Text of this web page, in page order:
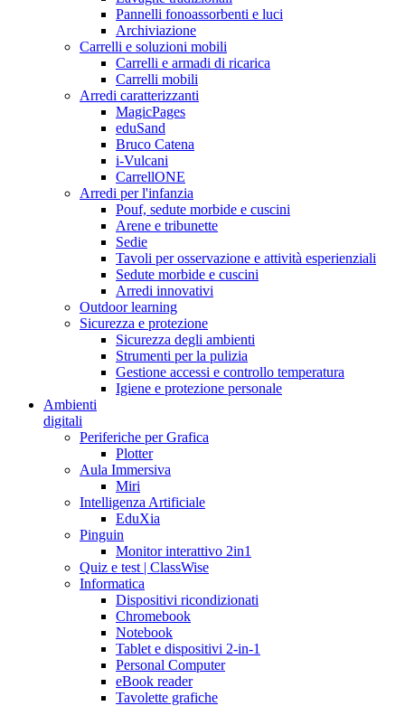
Pannelli fonoassorbenti e luci
Archiviazione
Carrelli e soluzioni mobili
Carrelli e armadi di ricarica
Carrelli mobili
Arredi caratterizzanti
MagicPages
eduSand
Bruco Catena
i-Vulcani
CarrellONE
Arredi per l'infanzia
Pouf, sedute morbide e cuscini
Arene e tribunette
Sedie
Tavoli per osservazione e attività esperienziali
Sedute morbide e cuscini
Arredi innovativi
Outdoor learning
Sicurezza e protezione
Sicurezza degli ambienti
Strumenti per la pulizia
Gestione accessi e controllo temperatura
Igiene e protezione personale
Ambienti
digitali
Periferiche per Grafica
Plotter
Aula Immersiva
Miri
Intelligenza Artificiale
EduXia
Pinguin
Monitor interattivo 2in1
Quiz e test | ClassWise
Informatica
Dispositivi ricondizionati
Chromebook
Notebook
Tablet e dispositivi 2-in-1
Personal Computer
eBook reader
Tavolette grafiche